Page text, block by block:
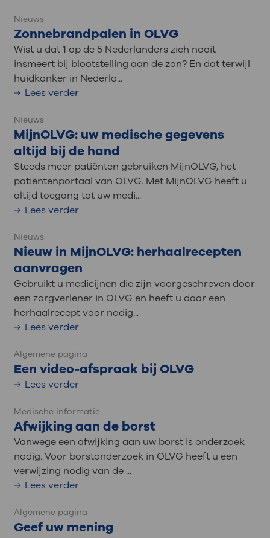
Nieuws
Zonnebrandpalen in OLVG
Wist u dat 1 op de 5 Nederlanders zich nooit
insmeert bij blootstelling aan de zon? En dat terwijl
huidkanker in Nederla...
Lees verder
Nieuws
MijnOLVG: uw medische gegevens
altijd bij de hand
Steeds meer patiënten gebruiken MijnOLVG, het
patiëntenportaal van OLVG. Met MijnOLVG heeft u
altijd toegang tot uw medi...
Lees verder
Nieuws
Nieuw in MijnOLVG: herhaalrecepten
aanvragen
Gebruikt u medicijnen die zijn voorgeschreven door
een zorgverlener in OLVG en heeft u daar een
herhaalrecept voor nodig...
Lees verder
Algemene pagina
Een video-afspraak bij OLVG
Lees verder
Medische informatie
Afwijking aan de borst
Vanwege een afwijking aan uw borst is onderzoek
nodig. Voor borstonderzoek in OLVG heeft u een
verwijzing nodig van de ...
Lees verder
Algemene pagina
Geef uw mening